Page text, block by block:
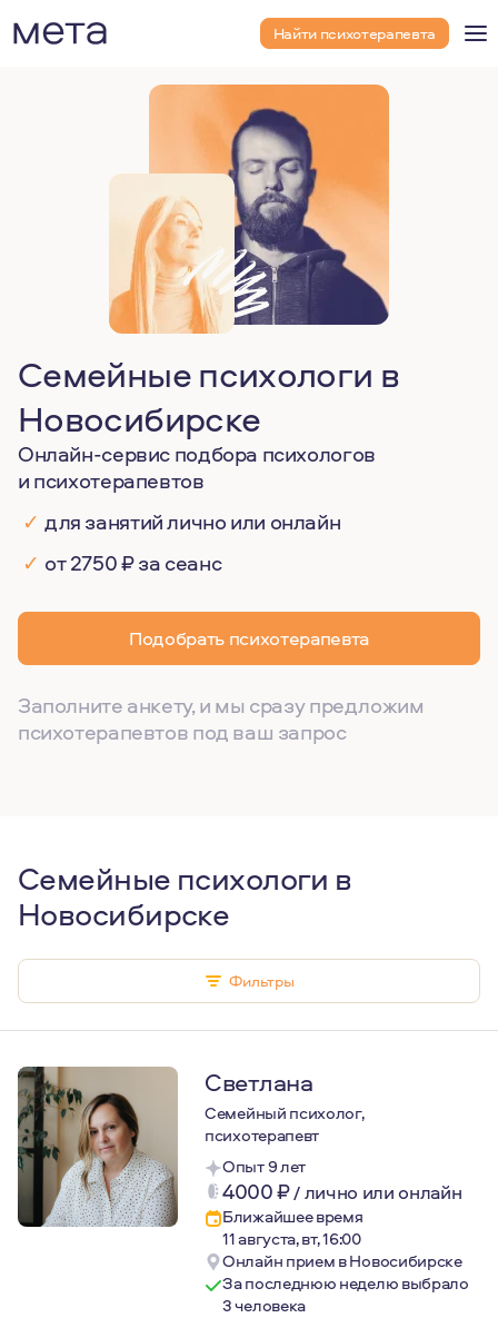
Найти психотерапевта
Семейные психологи в
Новосибирске
Онлайн-сервис подбора психологов
и психотерапевтов
✓ для занятий лично или онлайн
✓ от 2750 ₽ за сеанс
Подобрать психотерапевта
Заполните анкету, и мы сразу предложим
психотерапевтов под ваш запрос
Семейные психологи в
Новосибирске
Фильтры
Светлана
Семейный психолог,
психотерапевт
Опыт 9 лет
4000₽/лично или онлайн
Ближайшее время
11 августа, вт, 16:00
Онлайн прием в Новосибирске
За последнюю неделю выбрало
3 человека